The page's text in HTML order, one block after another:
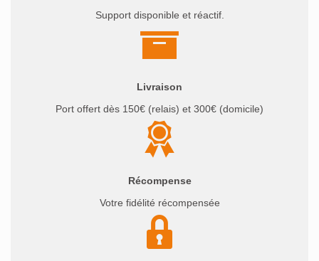
Support disponible et réactif.
Livraison
Port offert dès 150€ (relais) et 300€ (domicile)
Récompense
Votre fidélité récompensée